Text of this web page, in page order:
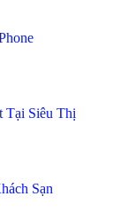
Tại Siêu Thị
Sạn